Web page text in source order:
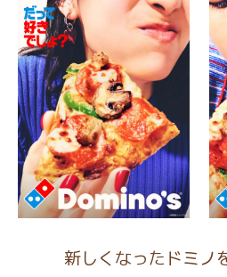
新しくなったドミノ